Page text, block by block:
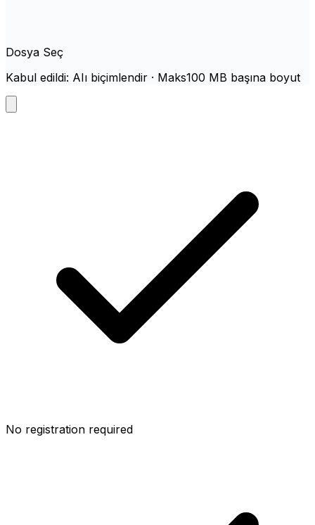
Dosya Seç
Kabul edildi: AIı biçimlendir · Maks100 MB başına boyut
No registration required